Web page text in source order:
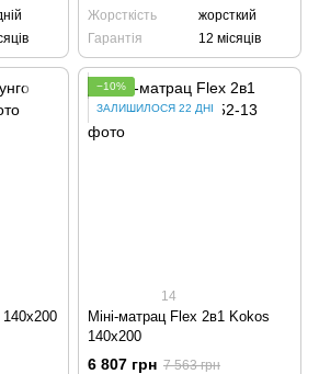
Жорсткість
жорсткий
Гарантія
12 місяців
−10%
ЗАЛИШИЛОСЯ 22 ДНІ
14
Міні-матрац Flex 2в1 Kokos
140x200
6 807 грн 7 563 грн